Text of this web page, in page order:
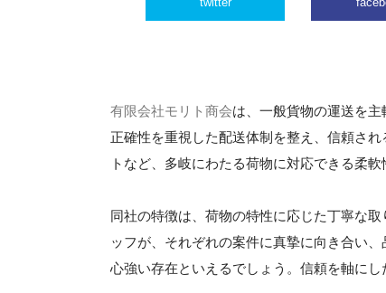
有限会社モリト商会は、一般貨物の運送を
正確性を重視した配送体制を整え、信頼さ
トなど、多岐にわたる荷物に対応できる柔軟
同社の特徴は、荷物の特性に応じた丁寧な
ッフが、それぞれの案件に真摯に向き合い
心強い存在といえるでしょう。信頼を軸にし